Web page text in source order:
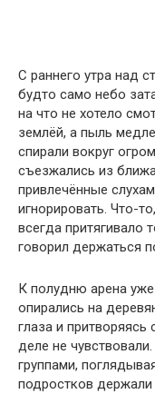
С раннего утра над
будто само небо
на что не хотело
землёй, а пыль
спирали вокруг
съезжались из
привлечённые
игнорировать. Что-
всегда притягивало
говорил держаться
К полудню арена
опирались на
глаза и
деле не
группами,
подростков